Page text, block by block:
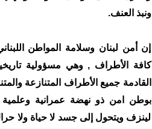
ونبذ العنف.
إن أمن لبنان وسلامة المواطن
كافة الأطراف , وهي مسؤولية
القادمة جميع الأطراف المتنازعة
بوطن امن ذو نهضة عمرانية
لينزف ويتحول إلى جسد لا حياة ولا